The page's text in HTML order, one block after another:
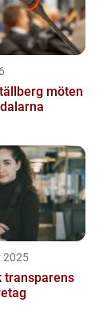
möten
2025
transparens